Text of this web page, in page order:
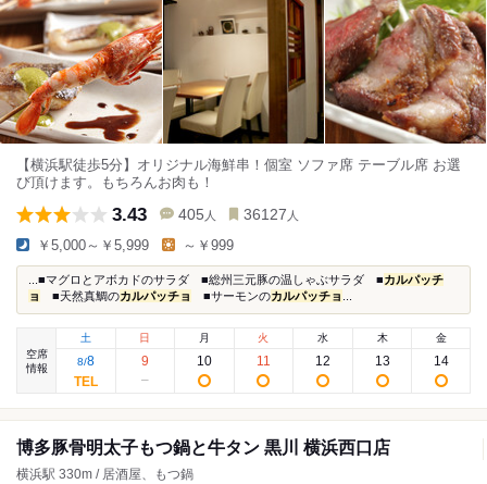
【横浜駅徒歩5分】オリジナル海鮮串！個室 ソファ席 テーブル席 お選
び頂けます。もちろんお肉も！
3.43 405 人 36127 人
￥5,000～￥5,999 ～￥999
...■マグロとアボカドのサラダ ■総州三元豚の温しゃぶサラダ ■カルパッチ
ョ
■天然真鯛のカルパッチョ ■サーモンのカルパッチョ
空席
情報
土
8/8
日
9
月
10
火
11
水
12
木
13
金
14
博多豚骨明太子もつ鍋と牛タン 黒川 横浜西口店
横浜駅 330m / 居酒屋、もつ鍋